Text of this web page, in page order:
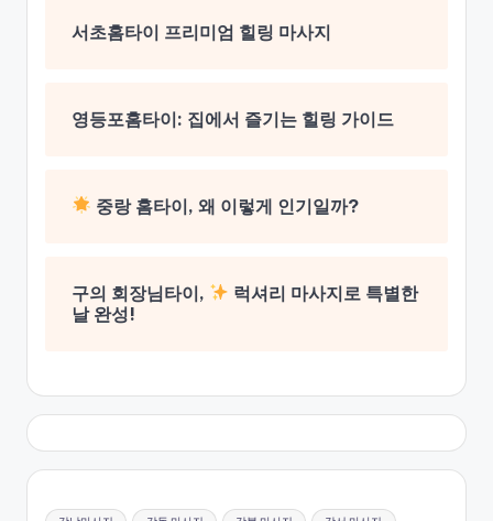
서초홈타이 프리미엄 힐링 마사지
영등포홈타이: 집에서 즐기는 힐링 가이드
중랑 홈타이, 왜 이렇게 인기일까?
구의 회장님타이,
럭셔리 마사지로 특별한
날 완성!